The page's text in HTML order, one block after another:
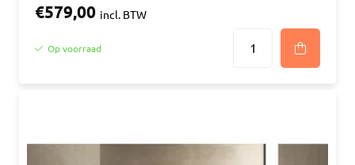
€579,00 incl. BTW
Op voorraad